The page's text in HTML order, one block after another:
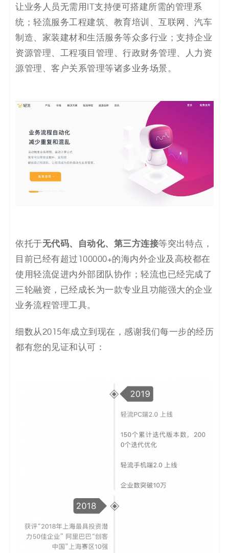
让业务人员无需用IT支持便可搭建所需的管理系
统；轻流服务工程建筑、教育培训、互联网、汽车
制造、家装建材和生活服务等众多行业；支持企业
资源管理、工程项目管理、行政财务管理、人力资
源管理、客户关系管理等诸多业务场景。
依托于无代码、自动化、第三方连接等突出特点，
目前已经有超过100000+的海内外企业及高校都在
使用轻流促进内外部团队协作；轻流也已经完成了
三轮融资，已经成长为一款专业且功能强大的企业
业务流程管理工具。
细数从2015年成立到现在，感谢我们每一步的经历
都有您的见证和认可：